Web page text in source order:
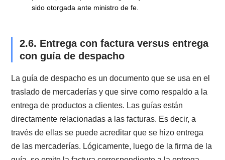
Una orden de compra o pedido de compra es un
entre un proveedor (empresa) y un cliente. Así por
ejemplo, el cliente le ordena a su proveedor comprar
para dicha compra. Al momento de efectuarse la
la orden se transformará en una factura, con todas las
ventajas que tiene.
Los contratos de prestación de servicios o de ventas,
tienen una mayor facilidad para obtener el pago de